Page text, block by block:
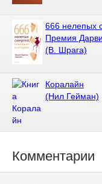
666 нелепых
Премия
(В. Шрага)
Коралайн
(Нил Гейман)
Комментарии